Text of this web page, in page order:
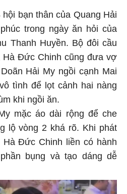
bạn thân của Quang Hải
trong ngày ăn hỏi của
Thanh Huyền. Bộ đôi cầu
Hà Đức Chinh cũng đưa vợ
Hải My ngồi cạnh Mai
tình để lọt cảnh hai nàng
khi ngồi ăn.
mặc áo dài rộng để che
lộ vòng 2 khá rõ. Khi phát
Đức Chinh liền có hành
bụng và tạo dáng dễ